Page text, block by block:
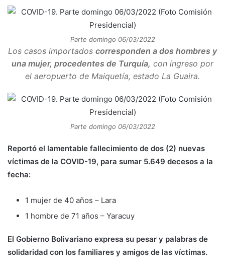
Parte domingo 06/03/2022
Los casos importados corresponden a dos hombres y
una mujer, procedentes de Turquía, con ingreso por
el aeropuerto de Maiquetía, estado La Guaira.
Parte domingo 06/03/2022
Reportó el lamentable fallecimiento de dos (2) nuevas
víctimas de la COVID-19, para sumar 5.649 decesos a la
fecha:
1 mujer de 40 años – Lara
1 hombre de 71 años – Yaracuy
El Gobierno Bolivariano expresa su pesar y palabras de
solidaridad con los familiares y amigos de las víctimas.